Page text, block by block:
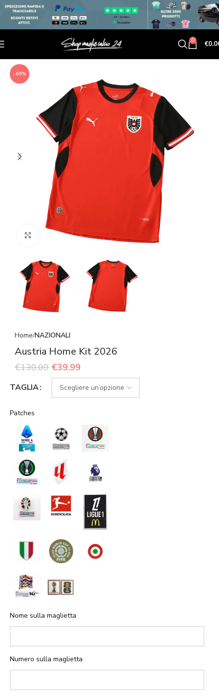
0 €
-69%
Click to enlarge
Home NAZIONALI
Austria Home Kit 2026
€130.00 €39.99
TAGLIA
Patches
Nome sulla maglietta
Numero sulla maglietta